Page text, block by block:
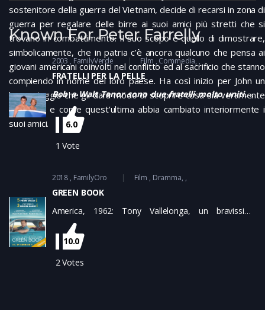
sostenitore della guerra del Vietnam, decide di recarsi in zona di
guerra per regalare delle birre ai suoi amici più stretti che si
trovano in combattimento. Il suo scopo è quello di dimostrare,
simbolicamente, che in patria c’è ancora qualcuno che pensa ai
giovani americani coinvolti nel conflitto ed al sacrificio che stanno
compiendo in nome del loro paese. Ha così inizio per John un
lungo viaggio che gli darà modo di scoprire cosa sia veramente
la guerra e come quest’ultima abbia cambiato interiormente i
suoi amici.
Known For Peter Farrelly
2003 FamilyVerde Film Commedia
FRATELLI PER LA PELLE
Bob e Walt Tenor sono due fratelli molto uniti. Si
definiscono fratelli congiunti perché la loro unione
va al di là dell’intesa fra due fratelli affiatati. Non
condividono solo il lavoro e gli hobby, condividono
anche il fegato: Bob e Walt sono gemelli siamesi.
6.0
1 Vote
2018 FamilyOro Film Dramma
GREEN BOOK
America, 1962: Tony Vallelonga, un bravissimo
buttafuori italo-americano rimane senza lavoro
quando il locale si chiude. Lo assume un pianista nero,
che ha bisogno di un autista per il suo tour in giro per
gli Stati del Sud.
10.0
2 Votes